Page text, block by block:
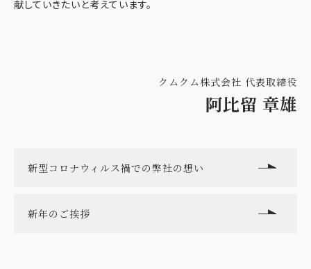
献していきたいと考えています。
クムクム株式会社 代表取締役
阿比留 章雄
新型コロナウィルス禍での弊社の想い
新年のご挨拶